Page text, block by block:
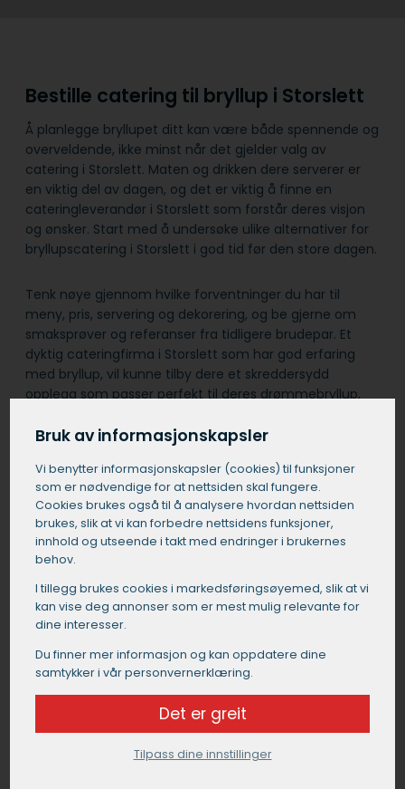
Bestille catering til bryllup i Storslett
Å planlegge bryllupet ditt kan være både spennende og
overveldende, ikke minst når det gjelder valg av
catering i Storslett. Maten og drikken dere serverer er
en viktig del av dagen, og det er viktig å finne en
cateringleverandør i Storslett som forstår deres visjon
og ønsker. Start med å undersøke ulike alternativer for
bryllupscatering i Storslett i god tid før den store dagen.
Tenk nøye gjennom hvilke forventninger du har til
meny, pris, servering og dekorering, og be gjerne om
smaksprøver og referanser fra tidligere brudepar. Et
dyktig cateringfirma i Storslett som har god erfaring
med bryllup, vil kunne tilby dere et skreddersydd
opplegg som passer perfekt til deres drømmebryllup,
trendy fingermat-konsept eller en fargerik og
Få et tilbud på catering i Storslett
Bruk av informasjonskapsler
Vi benytter informasjons­kapsler (cookies) til funksjoner
som er nødvendige for at nettsiden skal fungere.
Cookies brukes også til å analysere hvordan nettsiden
brukes, slik at vi kan forbedre nettsidens funksjoner,
innhold og utseende i takt med endringer i brukernes
behov.
I tillegg brukes cookies i markedsførings­øyemed, slik at vi
kan vise deg annonser som er mest mulig relevante for
dine interesser.
Du finner mer informasjon og kan oppdatere dine
samtykker i vår personvernerklæring.
Det er greit
Tilpass dine innstillinger